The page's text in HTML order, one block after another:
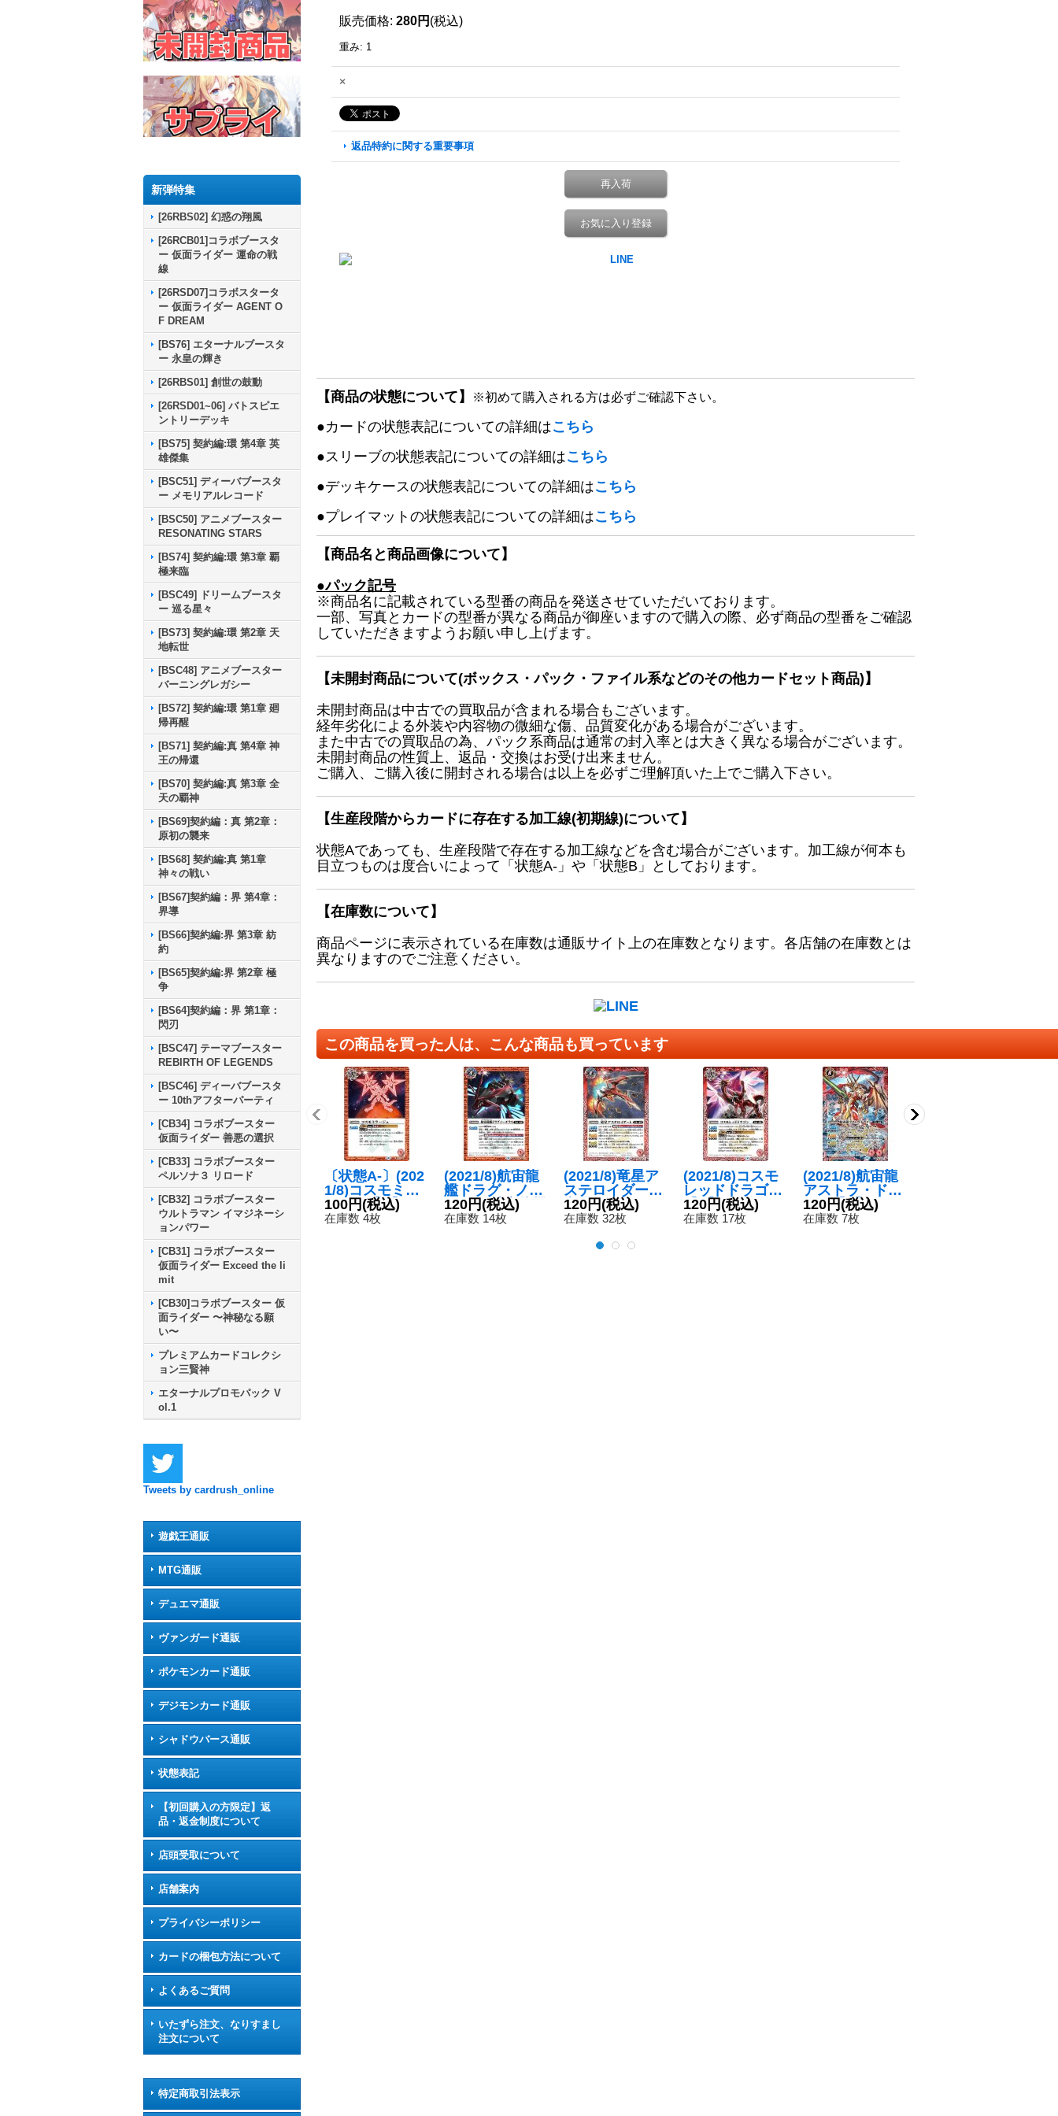
新弾特集
[26RBS02] 幻惑の翔風
[26RCB01]コラボブースタ
ー 仮面ライダー 運命の戦
線
[26RSD07]コラボスタータ
ー 仮面ライダー AGENT O
F DREAM
[BS76] エターナルブースタ
ー 永皇の輝き
[26RBS01] 創世の鼓動
[26RSD01~06] バトスピエ
ントリーデッキ
[BS75] 契約編:環 第4章 英
雄傑集
[BSC51] ディーバブースタ
ー メモリアルレコード
[BSC50] アニメブースター
RESONATING STARS
[BS74] 契約編:環 第3章 覇
極来臨
[BSC49] ドリームブースタ
ー 巡る星々
[BS73] 契約編:環 第2章 天
地転世
[BSC48] アニメブースター
バーニングレガシー
[BS72] 契約編:環 第1章 廻
帰再醒
[BS71] 契約編:真 第4章 神
王の帰還
[BS70] 契約編:真 第3章 全
天の覇神
[BS69]契約編：真 第2章：
原初の襲来
[BS68] 契約編:真 第1章
神々の戦い
[BS67]契約編：界 第4章：
界導
[BS66]契約編:界 第3章 紡
約
[BS65]契約編:界 第2章 極
争
[BS64]契約編：界 第1章：
閃刃
[BSC47] テーマブースター
REBIRTH OF LEGENDS
[BSC46] ディーバブースタ
ー 10thアフターパーティ
[CB34] コラボブースター
仮面ライダー 善悪の選択
[CB33] コラボブースター
ペルソナ３ リロード
[CB32] コラボブースター
ウルトラマン イマジネーシ
ョンパワー
[CB31] コラボブースター
仮面ライダー Exceed the li
mit
[CB30]コラボブースター 仮
面ライダー 〜神秘なる願
い〜
プレミアムカードコレクシ
ョン三賢神
エターナルプロモパック V
ol.1
Tweets by cardrush_online
遊戯王通販
MTG通販
デュエマ通販
ヴァンガード通販
ポケモンカード通販
デジモンカード通販
シャドウバース通販
状態表記
【初回購入の方限定】返
品・返金制度について
店頭受取について
店舗案内
プライバシーポリシー
カードの梱包方法について
よくあるご質問
いたずら注文、なりすまし
注文について
特定商取引法表示
販売価格: 280円 (税込)
重み: 1
×
返品特約に関する重要事項
再入荷
お気に入り登録
【商品の状態について】 ※初めて購入される方は必ずご確認下さい。
●カードの状態表記についての詳細はこちら
●スリーブの状態表記についての詳細はこちら
●デッキケースの状態表記についての詳細はこちら
●プレイマットの状態表記についての詳細はこちら
【商品名と商品画像について】
●パック記号
※商品名に記載されている型番の商品を発送させていただいております。
一部、写真とカードの型番が異なる商品が御座いますので購入の際、必ず商品の型番をご確認
していただきますようお願い申し上げます。
【未開封商品について(ボックス・パック・ファイル系などのその他カードセット商品)】
未開封商品は中古での買取品が含まれる場合もございます。
経年劣化による外装や内容物の微細な傷、品質変化がある場合がございます。
また中古での買取品の為、パック系商品は通常の封入率とは大きく異なる場合がございます。
未開封商品の性質上、返品・交換はお受け出来ません。
ご購入、ご購入後に開封される場合は以上を必ずご理解頂いた上でご購入下さい。
【生産段階からカードに存在する加工線(初期線)について】
状態Aであっても、生産段階で存在する加工線などを含む場合がございます。加工線が何本も
目立つものは度合いによって「状態A-」や「状態B」としております。
【在庫数について】
商品ページに表示されている在庫数は通販サイト上の在庫数となります。各店舗の在庫数とは
異なりますのでご注意ください。
この商品を買った人は、こんな商品も買っています
〔状態A-〕(202
1/8)コスモミラ
ージュ【C】{B
S57-061}《赤》
100円(税込)
在庫数 4枚
(2021/8)航宙龍
艦ドラグ・ノー
チラス/航宙龍機
ドラグ・ノーチ
120円(税込)
在庫数 14枚
(2021/8)竜星ア
ステロイダート/
竜星アステロイ
ダート-ドラグフ
R】{BS57-005
120円(税込)
在庫数 32枚
(2021/8)コスモ
レッドドラゴン
【C】{BS57-00
4}《赤》
120円(税込)
在庫数 17枚
(2021/8)航宙龍
アストラ・ドラ
ゴン【X】{BS5
6-X01}《赤》
120円(税込)
在庫数 7枚